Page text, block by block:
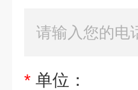
* 单位：